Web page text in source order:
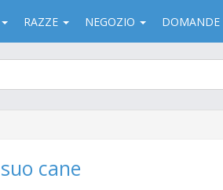
RAZZE NEGOZIO DOMANDE
cane